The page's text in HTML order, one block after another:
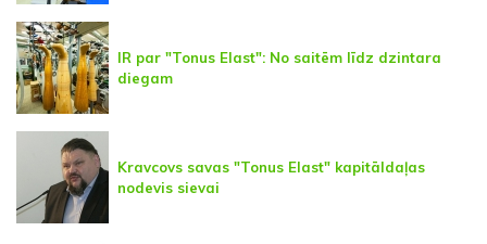
IR par "Tonus Elast": No saitēm līdz dzintara
diegam
Kravcovs savas "Tonus Elast" kapitāldaļas
nodevis sievai